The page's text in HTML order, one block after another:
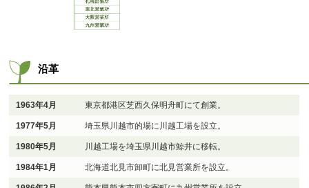
沿革
1963年4月 東京都港区芝西久保明舟町にて創業。
1977年5月 埼玉県川越市的場に川越工場を設立。
1980年5月 川越工場を埼玉県川越市鯨井に移転。
1984年1月 北海道北見市卸町に北見営業所を設立。